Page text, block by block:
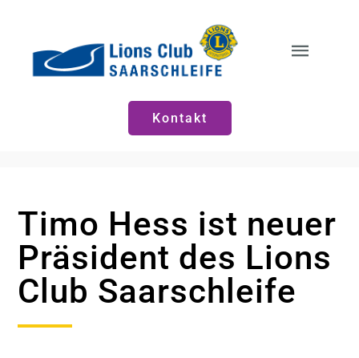
springen
Toggle
Vorstände
Kontakt
Timo Hess ist neuer
Präsident des Lions
Club Saarschleife